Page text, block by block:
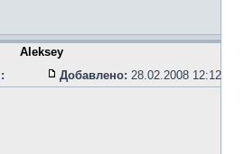
Aleksey
Добавлено: 28.02.2008 12:12